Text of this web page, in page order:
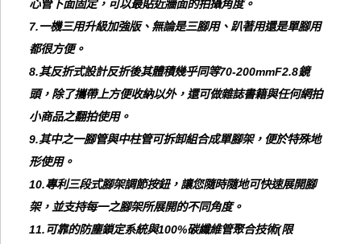
心管下面固定，可以最貼近牆面的拍攝角度。
7.一機三用升級加強版、無論是三腳用、趴著用還是單腳用
都很方便。
8.其反折式設計反折後其體積幾乎同等70-200mmF2.8鏡
頭，除了攜帶上方便收納以外，還可做雜誌書籍與任何網拍
小商品之翻拍使用。
9.其中之一腳管與中柱管可拆卸組合成單腳架，便於特殊地
形使用。
10.專利三段式腳架調節按鈕，讓您隨時隨地可快速展開腳
架，並支持每一之腳架所展開的不同角度。
11.可靠的防塵鎖定系統與100%碳纖維管聚合技術(限